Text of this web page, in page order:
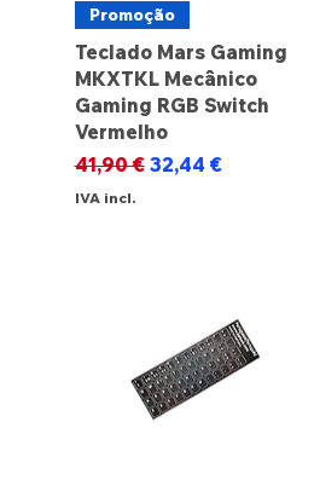
Promoção
Teclado Mars Gaming
MKXTKL Mecânico
Gaming RGB Switch
Vermelho
Preço normal
41,90 € Preço promocional
32,44 €
IVA incl.